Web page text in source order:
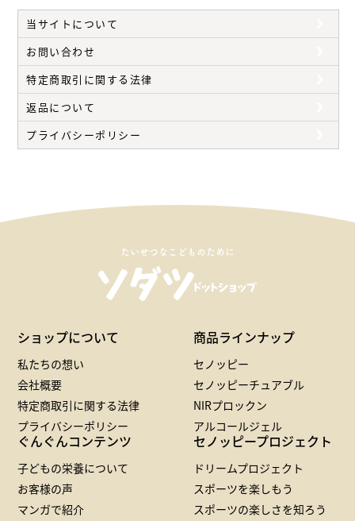
当サイトについて
お問い合わせ
特定商取引に関する法律
返品について
プライバシーポリシー
たいせつなこどものために
ショップについて
私たちの想い
会社概要
特定商取引に関する法律
プライバシーポリシー
商品ラインナップ
セノッピー
セノッピーチュアブル
NIRプロックン
アルコールジェル
ぐんぐんコンテンツ
子どもの栄養について
お客様の声
マンガで紹介
セノッピープロジェクト
ドリームプロジェクト
スポーツを楽しもう
スポーツの楽しさを知ろう